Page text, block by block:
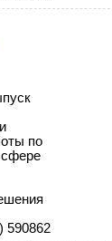
по
сфере
590862